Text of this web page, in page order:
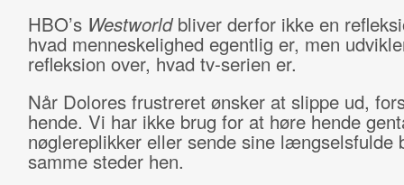
HBO’s Westworld bliver derfor ikke en
hvad menneskelighed egentlig er, men
refleksion over, hvad tv-serien er.
Når Dolores frustreret ønsker at slippe ud,
hende. Vi har ikke brug for at høre hende
nøglereplikker eller sende sine længselsfulde
samme steder hen.